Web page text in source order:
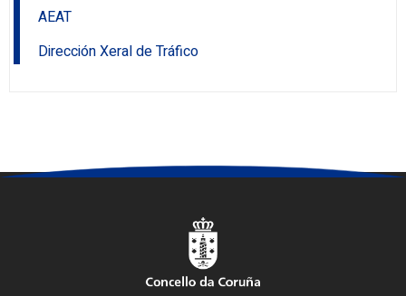
AEAT
Dirección Xeral de Tráfico